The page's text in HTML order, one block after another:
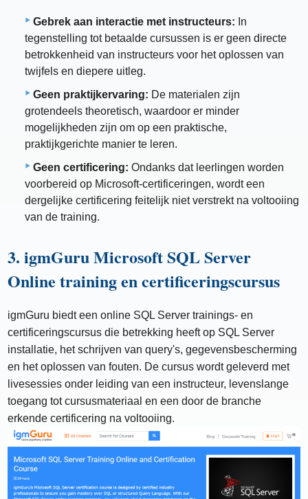
Gebrek aan interactie met instructeurs: In
tegenstelling tot betaalde cursussen is er geen directe
betrokkenheid van instructeurs voor het oplossen van
twijfels en diepere uitleg.
Geen praktijkervaring: De materialen zijn
grotendeels theoretisch, waardoor er minder
mogelijkheden zijn om op een praktische,
praktijkgerichte manier te leren.
Geen certificering: Ondanks dat leerlingen worden
voorbereid op Microsoft-certificeringen, wordt een
dergelijke certificering feitelijk niet verstrekt na voltooiing
van de training.
3. igmGuru Microsoft SQL Server
Online training en certificeringscursus
igmGuru biedt een online SQL Server trainings- en
certificeringscursus die betrekking heeft op SQL Server
installatie, het schrijven van query's, gegevensbescherming
en het oplossen van fouten. De cursus wordt geleverd met
livesessies onder leiding van een instructeur, levenslange
toegang tot cursusmateriaal en een door de branche
erkende certificering na voltooiing.